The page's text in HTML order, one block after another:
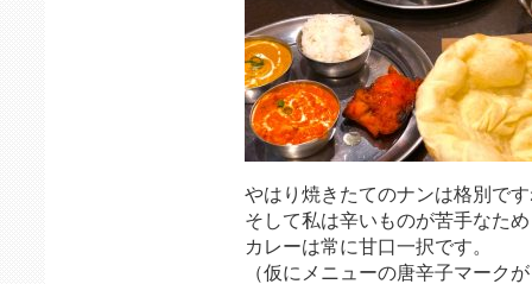
やはり焼きたてのナンは格別で
そして私は辛いものが苦手なため
カレーは常に甘口一択です。
（仮にメニューの唐辛子マーク